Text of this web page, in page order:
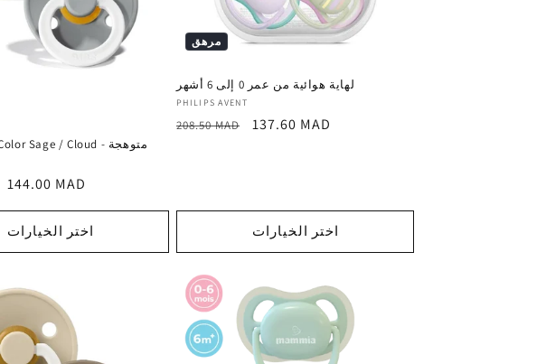
لهايات BIBS Color Sage / Cloud - متوهجة
سعر
144.00 MAD
اختر الخيارات
مرهق
لهاية هوائية من عمر 0 ​​إلى 6 أشهر
المورد
:
PHILIPS AVENT
السعر
208.50 MAD
سعر
137.60 MAD
اختر الخيارات